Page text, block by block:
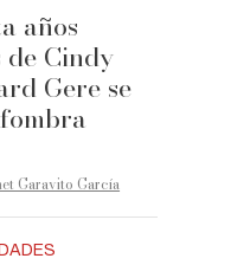
años
de Cindy
Gere se
Garavito García